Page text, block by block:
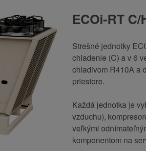
ECOi-RT C/
Strešné jednotky
chladenie (C) a v 6
chladivom R410A a
priestore.
Každá jednotka je
vzduchu),
veľkými
komponentom na